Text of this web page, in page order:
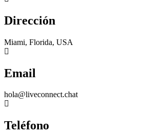
Dirección
Miami, Florida, USA
Email
hola@liveconnect.chat
Teléfono